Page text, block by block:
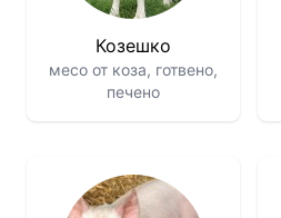
Козешко
месо от коза, готвено,
печено